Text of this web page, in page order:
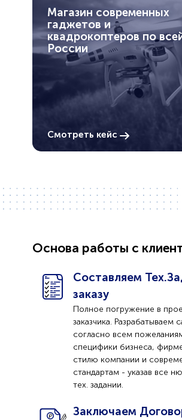
Магазин современных
гаджетов и
квадрокоптеров по
России
Смотреть кейс
Основа работы с
Составляем
заказу
Полное погружение в
заказчика. Разрабатываем
согласно всем
специфики бизнеса,
стилю компании и
стандартам - указав все
тех. задании.
Заключаем